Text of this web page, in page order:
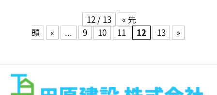
12 / 13
« 先
頭
« ... 9 10 11 12 13 »